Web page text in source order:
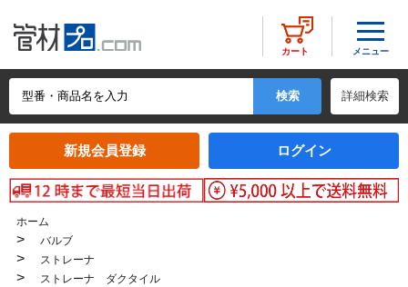
詳細検索
カート
新規会員登録 ログイン
メニュー
ホーム
> バルブ
> ストレーナ
> ストレーナ ダクタイル